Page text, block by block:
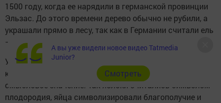
1500 году, когда ее нарядили в германской провинции
Эльзас. До этого времени дерево обычно не рубили, а
украшали прямо в лесу, так как в Германии считали ель
– воплощением жизни.
Украшали елку яблоками, яйцами и орехами, причем
каждое из традиционных украшений имело свою
смысловое значение. Так яблоки считались символом
плодородия, яйца символизировали благополучие и
А вы уже видели новое видео Tatmedia
Junior?
Cмотреть